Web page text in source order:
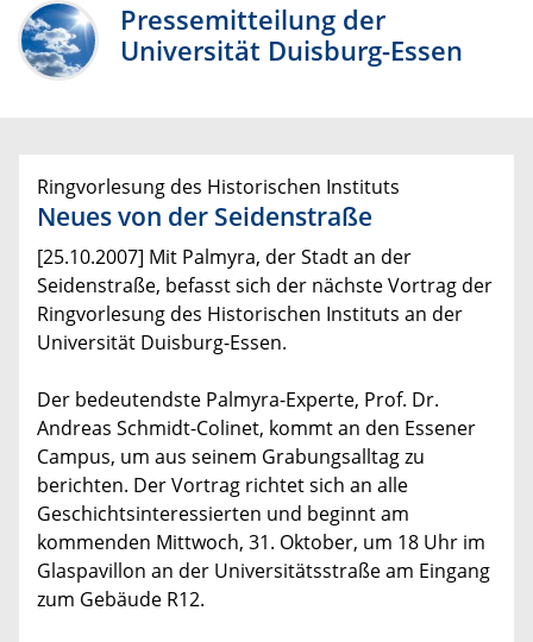
Pressemitteilung der
Universität Duisburg-Essen
Ringvorlesung des Historischen Instituts
Neues von der Seidenstraße
[25.10.2007] Mit Palmyra, der Stadt an der
Seidenstraße, befasst sich der nächste Vortrag der
Ringvorlesung des Historischen Instituts an der
Universität Duisburg-Essen.
Der bedeutendste Palmyra-Experte, Prof. Dr.
Andreas Schmidt-Colinet, kommt an den Essener
Campus, um aus seinem Grabungsalltag zu
berichten. Der Vortrag richtet sich an alle
Geschichtsinteressierten und beginnt am
kommenden Mittwoch, 31. Oktober, um 18 Uhr im
Glaspavillon an der Universitätsstraße am Eingang
zum Gebäude R12.